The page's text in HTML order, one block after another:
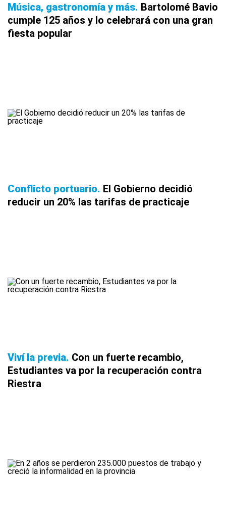
Música, gastronomía y más Bartolomé Bavio
cumple 125 años y lo celebrará con una gran
fiesta popular
Conflicto portuario El Gobierno decidió
reducir un 20% las tarifas de practicaje
Viví la previa Con un fuerte recambio,
Estudiantes va por la recuperación contra
Riestra